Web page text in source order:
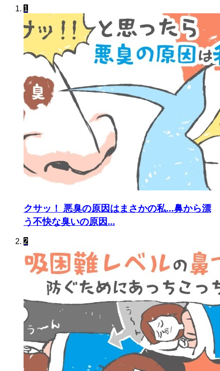
1
クサッ！ 悪臭の原因はまさかの私…鼻から漂
う不快な臭いの原因...
2